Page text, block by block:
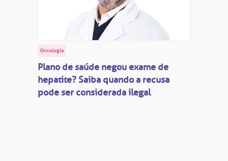
Oncologia
Plano de saúde negou exame de
hepatite? Saiba quando a recusa
pode ser considerada ilegal